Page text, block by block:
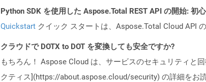
Python SDK を使用した Aspose.Total REST API の開始: 初
Quickstart クイック スタートは、Aspose.Total Cloud API
クラウドで DOTX to DOT を変換しても安全ですか?
もちろん！ Aspose Cloud は、サービスのセキュリティと
クティス](https://about.aspose.cloud/security) の詳細をお読